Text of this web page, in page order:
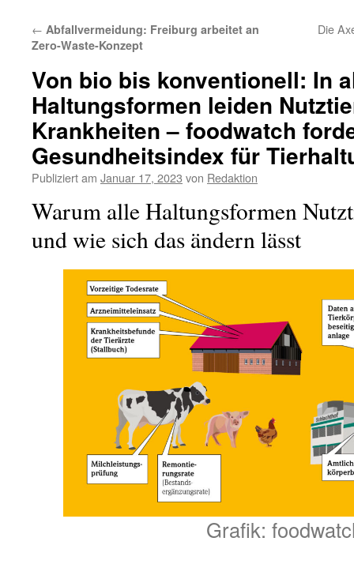
← Abfallvermeidung: Freiburg arbeitet an
Zero-Waste-Konzept
Die
Von bio bis konventionell: In
Haltungsformen leiden
Krankheiten – foodwatch
Gesundheitsindex für
Publiziert am Januar 17, 2023 von Redaktion
Warum alle Haltungsformen
und wie sich das ändern lässt
Grafik: